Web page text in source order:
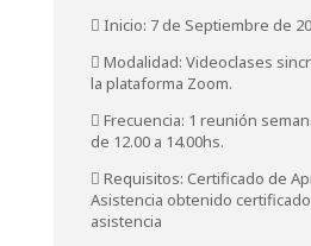
 Inicio: 7 de Septiembre de
 Modalidad: Videoclases
la plataforma Zoom.
 Frecuencia: 1 reunión
de 12.00 a 14.00hs.
 Requisitos: Certificado de
Asistencia obtenido
asistencia